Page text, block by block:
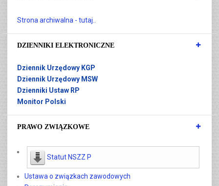
Strona archiwalna - tutaj..
DZIENNIKI ELEKTRONICZNE
Dziennik Urzędowy KGP
Dziennik Urzędowy MSW
Dzienniki Ustaw RP
Monitor Polski
PRAWO ZWIĄZKOWE
Statut NSZZ P
Ustawa o związkach zawodowych